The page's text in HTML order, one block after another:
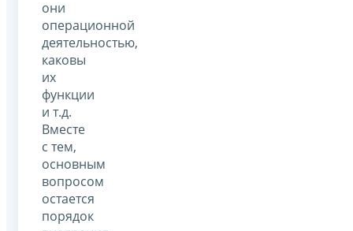
они
операционной
деятельностью,
каковы
их
функции
и т.д.
Вместе
с тем,
основным
вопросом
остается
порядок